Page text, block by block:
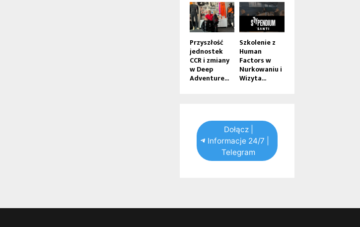
Przyszłość
jednostek
CCR i zmiany
w Deep
Adventure...
Szkolenie z
Human
Factors w
Nurkowaniu i
Wizyta...
Dołącz |
Informacje 24/7 |
Telegram